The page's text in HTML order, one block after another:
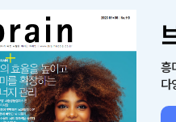
흥
다